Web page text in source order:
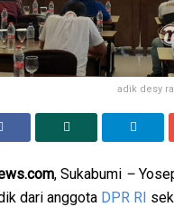
adik desy
, Sukabumi –
dari anggota DPR RI